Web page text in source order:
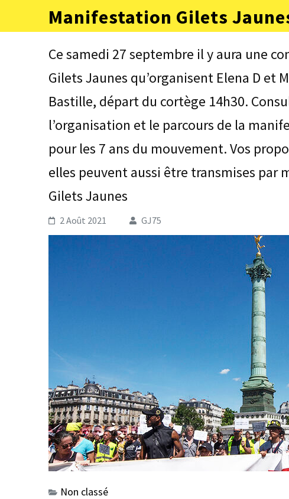
contenu
Manifestation Gilets
Ce samedi 27 septembre il y aura une
Gilets Jaunes qu’organisent Elena D et
Bastille, départ du cortège 14h30.
l’organisation et le parcours de la
pour les 7 ans du mouvement. Vos
elles peuvent aussi être transmises
Gilets Jaunes
2 Août 2021 GJ75
Non classé